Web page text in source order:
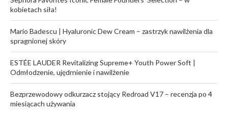
kobietach siła!
Mario Badescu | Hyaluronic Dew Cream – zastrzyk nawilżenia dla
spragnionej skóry
ESTÉE LAUDER Revitalizing Supreme+ Youth Power Soft |
Odmłodzenie, ujędrnienie i nawilżenie
Bezprzewodowy odkurzacz stojący Redroad V17 – recenzja po 4
miesiącach używania